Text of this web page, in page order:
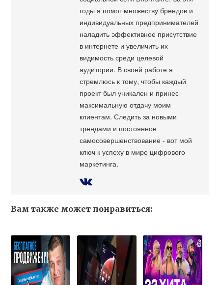
годы я помог множеству брендов и
индивидуальных предпринимателей
наладить эффективное присутствие
в интернете и увеличить их
видимость среди целевой
аудитории. В своей работе я
стремлюсь к тому, чтобы каждый
проект был уникален и принес
максимальную отдачу моим
клиентам. Следить за новыми
трендами и постоянное
самосовершенствование - вот мой
ключ к успеху в мире цифрового
маркетинга.
Вам также может понравиться: